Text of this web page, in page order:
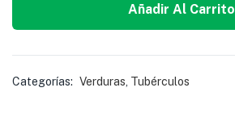
Añadir Al Carrito
Categorías: Verduras Tubérculos